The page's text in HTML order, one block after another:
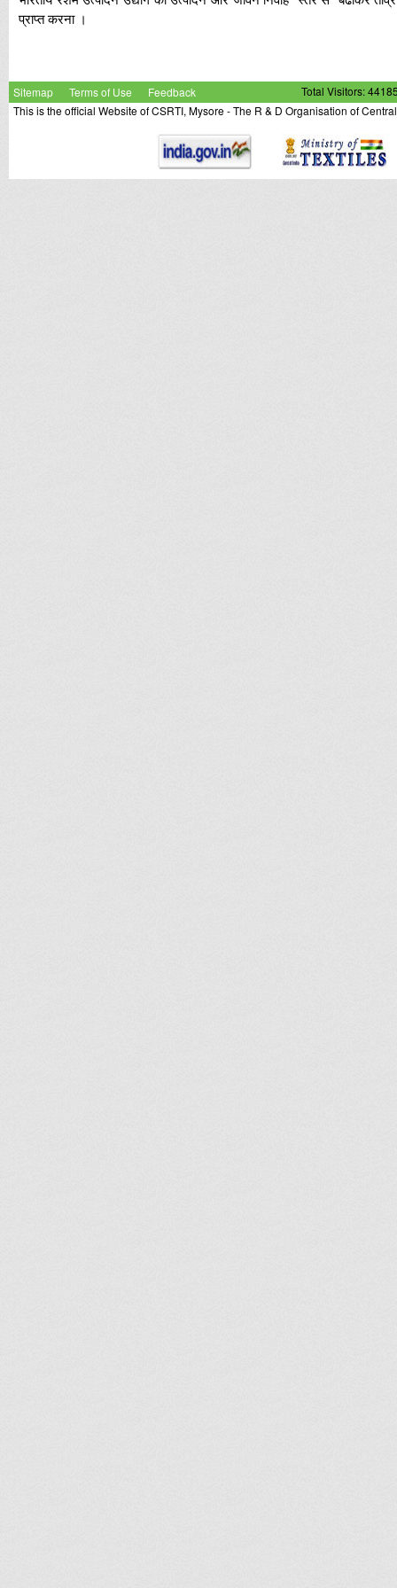
प्राप्त करना ।
Sitemap Terms of Use Feedback
Total Visitors:
This is the official Website of CSRTI, Mysore - The R & D Organisation of